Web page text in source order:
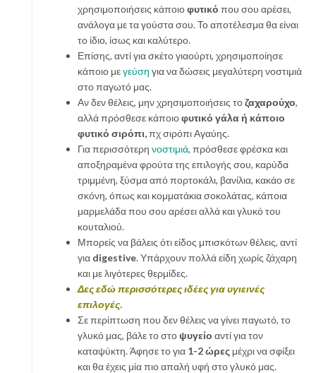
χρησιμοποιήσεις κάποιοφυτικό που σου αρέσει,
ανάλογα με τα γούστα σου. Το αποτέλεσμα θα είναι
το ίδιο, ίσως και καλύτερο.
Επίσης, αντί για σκέτο γιαούρτι, χρησιμοποίησε
κάποιο μεγεύση για να δώσεις μεγαλύτερη νοστιμιά
στο παγωτό μας.
Αν δεν θέλεις, μην χρησιμοποιήσεις τοζαχαρούχο,
αλλά πρόσθεσε κάποιοφυτικό γάλα ή κάποιο
φυτικό σιρόπι,πχ σιρόπι Αγαύης.
Για περισσότερη νοστιμιά, πρόσθεσε φρέσκα και
αποξηραμένα φρούτα της επιλογής σου, καρύδα
τριμμένη, ξύσμα από πορτοκάλι, βανίλια, κακάο σε
σκόνη, όπως και κομματάκια σοκολάτας, κάποια
μαρμελάδα που σου αρέσει αλλά και γλυκό του
κουταλιού.
Μπορείς να βάλεις ότι είδος μπισκότων θέλεις, αντί
για digestive. Υπάρχουν πολλά είδη χωρίς ζάχαρη
και με λιγότερες θερμίδες.
Δες εδώ περισσότερες ιδέες για υγιεινές
επιλογές.
Σε περίπτωση που δεν θέλεις να γίνει παγωτό, το
γλυκό μας, βάλε το στο ψυγείο αντί για τον
καταψύκτη. Άφησε το για 1-2 ώρες μέχρι να σφίξει
και θα έχεις μία πιο απαλή υφή στο γλυκό μας.